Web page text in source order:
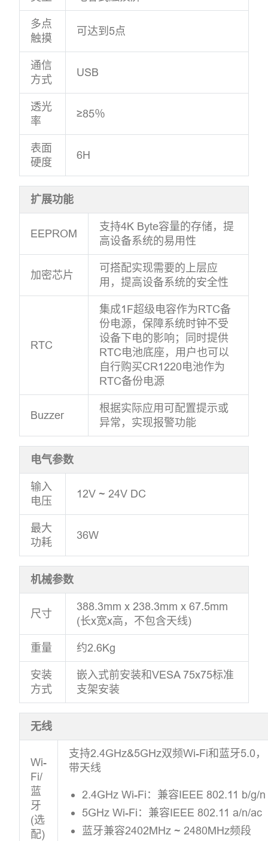
多点
触摸
可达到5点
通信
方式
USB
透光
率
≥85％
表面
硬度
6H
扩展功能
EEPROM
支持4K Byte容量的存储，提
高设备系统的易用性
加密芯片
可搭配实现需要的上层应
用，提高设备系统的安全性
RTC
集成1F超级电容作为RTC备
份电源，保障系统时钟不受
设备下电的影响；同时提供
RTC电池底座，用户也可以
自行购买CR1220电池作为
RTC备份电源
Buzzer
根据实际应用可配置提示或
异常，实现报警功能
电气参数
输入
电压
12V ~ 24V DC
最大
功耗
36W
机械参数
尺寸
388.3mm x 238.3mm x 67.5mm
(长x宽x高，不包含天线)
重量 约2.6Kg
安装
方式
嵌入式前安装和VESA 75x75标准
支架安装
无线
Wi-
Fi/
蓝
牙
(选
配)
支持2.4GHz&5GHz双频Wi-Fi和蓝牙5.0，
带天线
2.4GHz Wi-Fi：兼容IEEE 802.11 b/g/n
5GHz Wi-Fi：兼容IEEE 802.11 a/n/ac
蓝牙兼容2402MHz ~ 2480MHz频段